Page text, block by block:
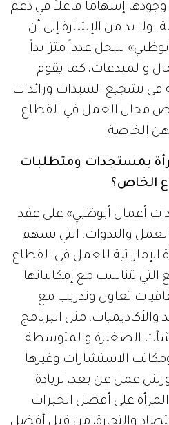
وجودها إسهاماً فاعلاً في دعم
ولا بد من الإشارة إلى أن
سجل عدداً متزايداً
والمبدعات، كما يقوم
تشجيع السيدات ورائدات
مجال العمل في القطاع
الخاصة.
بمستجدات ومتطلبات
الخاص؟
أعمال أبوظبي» على عقد
والندوات، التي تسهم
الإماراتية للعمل في القطاع
تتناسب مع إمكانياتها
تعاون وتدريب مع
مثل البرنامج
الصغيرة والمتوسطة
ومكاتب الاستشارات وغيرها
عمل عن بعد، لريادة
على أفضل الخبرات